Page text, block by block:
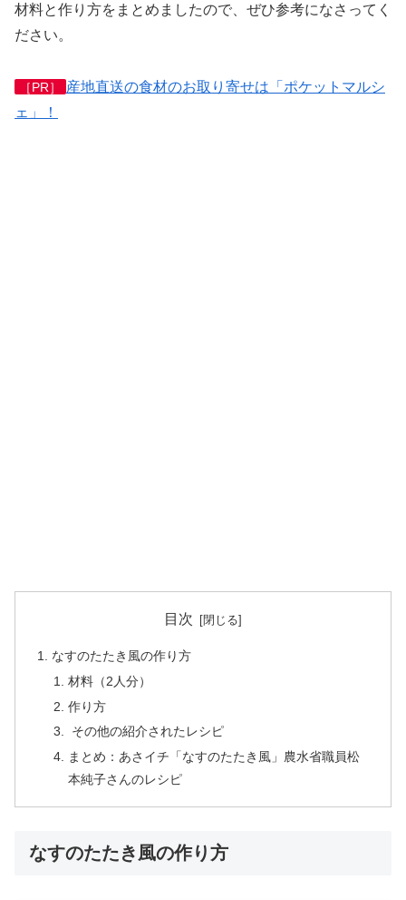
材料と作り方をまとめましたので、ぜひ参考になさってく
ださい。
［PR］
産地直送の食材のお取り寄せは「ポケットマルシ
ェ」！
目次
なすのたたき風の作り方
材料（2人分）
作り方
その他の紹介されたレシピ
まとめ：あさイチ「なすのたたき風」農水省職員松
本純子さんのレシピ
なすのたたき風の作り方